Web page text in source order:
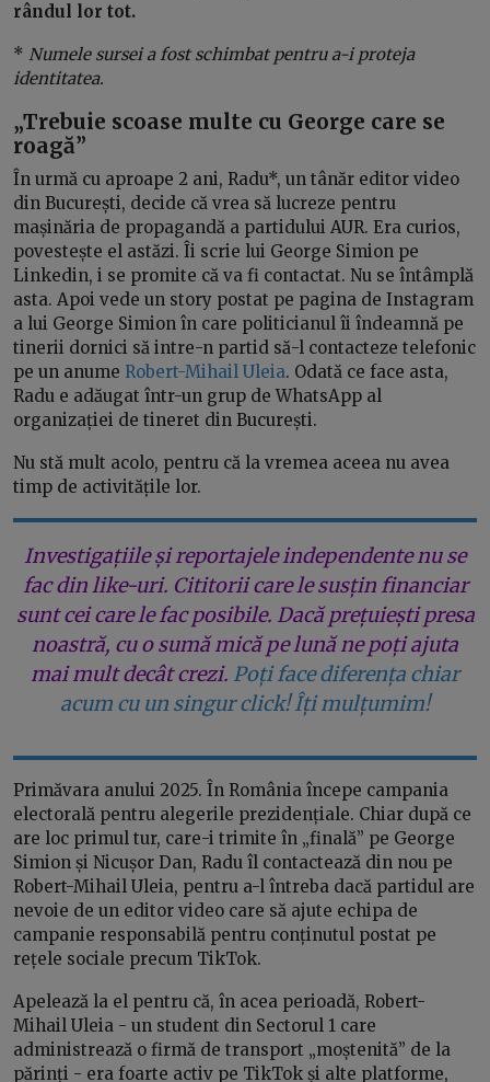
rândul lor tot.
* Numele sursei a fost schimbat pentru a-i proteja
identitatea.
„Trebuie scoase multe cu George care se
roagă”
În urmă cu aproape 2 ani, Radu*, un tânăr editor video
din București, decide că vrea să lucreze pentru
mașinăria de propagandă a partidului AUR. Era curios,
povestește el astăzi. Îi scrie lui George Simion pe
Linkedin, i se promite că va fi contactat. Nu se întâmplă
asta. Apoi vede un story postat pe pagina de Instagram
a lui George Simion în care politicianul îi îndeamnă pe
tinerii dornici să intre-n partid să-l contacteze telefonic
pe un anume Robert-Mihail Uleia. Odată ce face asta,
Radu e adăugat într-un grup de WhatsApp al
organizației de tineret din București.
Nu stă mult acolo, pentru că la vremea aceea nu avea
timp de activitățile lor.
Investigațiile și reportajele independente nu se
fac din like-uri. Cititorii care le susțin financiar
sunt cei care le fac posibile. Dacă prețuiești presa
noastră, cu o sumă mică pe lună ne poți ajuta
mai mult decât crezi. Poți face diferența chiar
acum cu un singur click! Îți mulțumim!
Primăvara anului 2025. În România începe campania
electorală pentru alegerile prezidențiale. Chiar după ce
are loc primul tur, care-i trimite în „finală” pe George
Simion și Nicușor Dan, Radu îl contactează din nou pe
Robert-Mihail Uleia, pentru a-l întreba dacă partidul are
nevoie de un editor video care să ajute echipa de
campanie responsabilă pentru conținutul postat pe
rețele sociale precum TikTok.
Apelează la el pentru că, în acea perioadă, Robert-
Mihail Uleia - un student din Sectorul 1 care
administrează o firmă de transport „moștenită” de la
părinți - era foarte activ pe TikTok și alte platforme,